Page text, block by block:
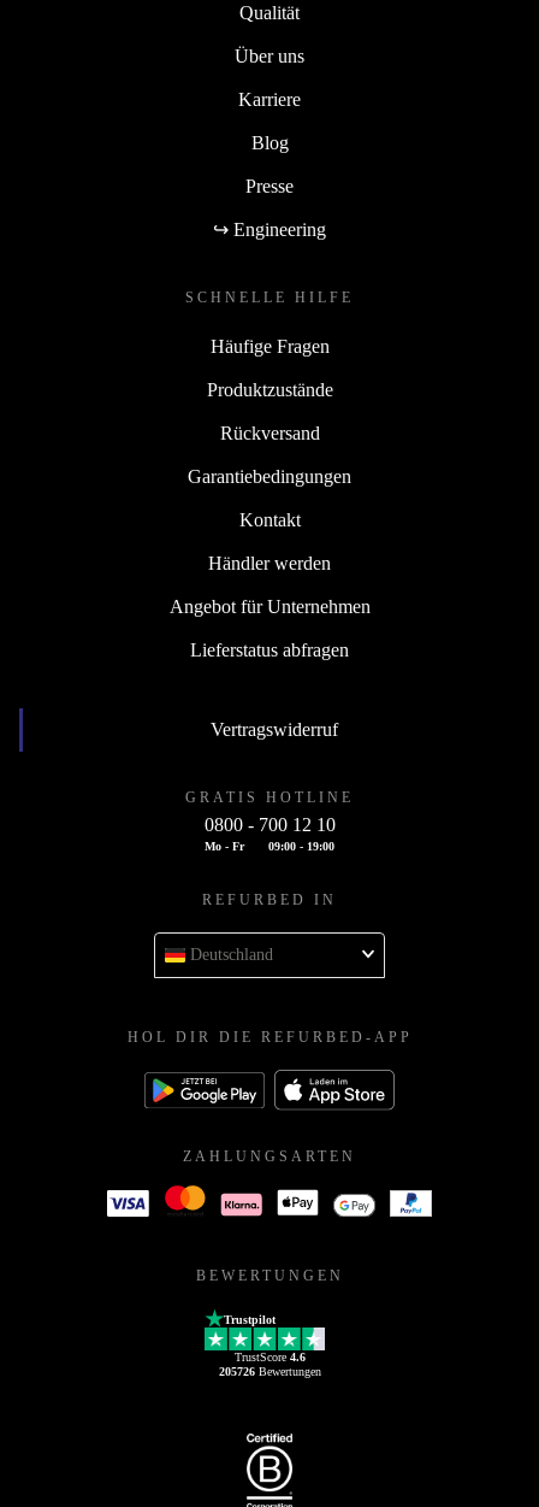
Qualität
Über uns
Karriere
Blog
Presse
↪ Engineering
SCHNELLE HILFE
Häufige Fragen
Produktzustände
Rückversand
Garantiebedingungen
Kontakt
Händler werden
Angebot für Unternehmen
Lieferstatus abfragen
Vertragswiderruf
GRATIS HOTLINE
0800 - 700 12 10
Mo - Fr 09:00 - 19:00
REFURBED IN
Deutschland
HOL DIR DIE REFURBED-APP
ZAHLUNGSARTEN
BEWERTUNGEN
Trustpilot
TrustScore 4.6
205726Bewertungen